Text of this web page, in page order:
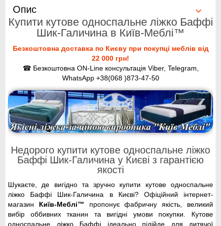
Опис
Купити кутове односпальне ліжко Баффі
Шик-Галичина в Київ-Меблі™
Безкоштовна доставка по Києву при покупці меблів від
22 000 грн!
☎ Безкоштовна ON-Line консультація Viber, Telegram,
WhatsApp +38(068 )873-47-50
Недорого купити кутове односпальне ліжко
Баффі Шик-Галичина у Києві з гарантією
якості
Шукаєте, де вигідно та зручно купити кутове односпальне
ліжко Баффі Шик-Галичина в Києві? Офіційний інтернет-
магазин Київ-Меблі™ пропонує фабричну якість, великий
вибір оббивних тканин та вигідні умови покупки. Кутове
односпальне ліжко Баффі ідеально підійде для дитячої